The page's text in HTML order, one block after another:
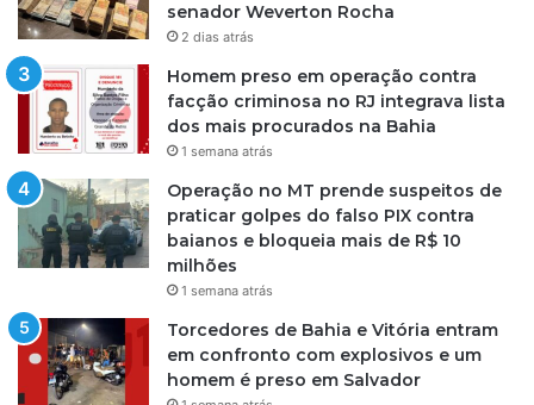
senador Weverton Rocha
2 dias atrás
Homem preso em operação contra
facção criminosa no RJ integrava lista
dos mais procurados na Bahia
1 semana atrás
Operação no MT prende suspeitos de
praticar golpes do falso PIX contra
baianos e bloqueia mais de R$ 10
milhões
1 semana atrás
Torcedores de Bahia e Vitória entram
em confronto com explosivos e um
homem é preso em Salvador